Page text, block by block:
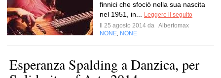
finnici che sfociò nella sua nascita
nel 1951, in...
Leggere il seguito
Il 25 agosto 2014 da Albertomax
NONE NONE
Esperanza Spalding a Danzica, per